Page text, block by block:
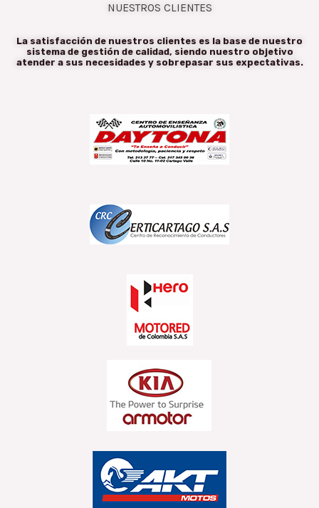
NUESTROS CLIENTES
La satisfacción de nuestros clientes es la base de nuestro
sistema de gestión de calidad, siendo nuestro objetivo
atender a sus necesidades y sobrepasar sus expectativas.